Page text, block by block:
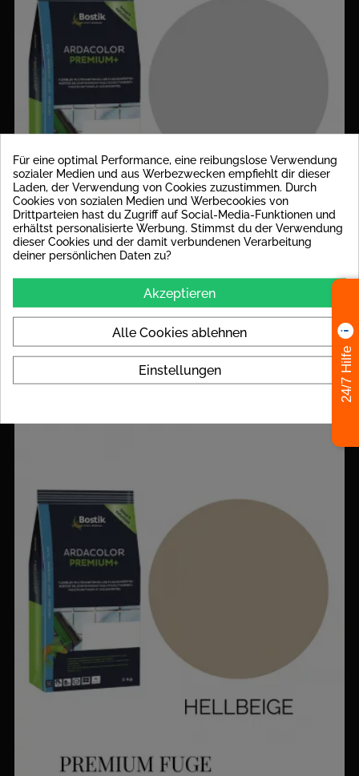
Fuge Silbergrau Ardacolor Premium 5 Kg
Für eine optimal Performance, eine reibungslose Verwendung
sozialer Medien und aus Werbezwecken empfiehlt dir dieser
Laden, der Verwendung von Cookies zuzustimmen. Durch
Cookies von sozialen Medien und Werbecookies von
Drittparteien hast du Zugriff auf Social-Media-Funktionen und
erhältst personalisierte Werbung. Stimmst du der Verwendung
dieser Cookies und der damit verbundenen Verarbeitung
deiner persönlichen Daten zu?
Akzeptieren
Alle Cookies ablehnen
Einstellungen 24/7 Hilfe